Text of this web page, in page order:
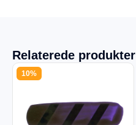
Relaterede produkter
10%